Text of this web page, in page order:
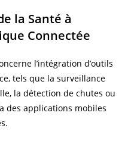
la Santé à
Connectée
l’intégration d’outils
tels que la surveillance
la détection de chutes ou
des applications mobiles